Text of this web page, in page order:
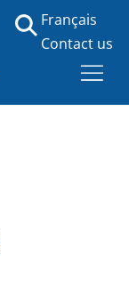
Français
Contact us